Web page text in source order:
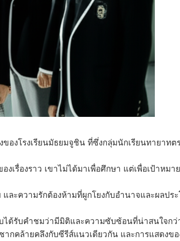
งโรงเรียนมัธยมจูชิน ที่ซึ่งกลุ่มนักเรียนทายาทต
เรื่องราว เขาไม่ได้มาเพื่อศึกษา แต่เพื่อเป้าหมา
ละความรักต้องห้ามที่ผูกโยงกับอำนาจและผลปร
ได้รับคำชมว่ามีมิติและความซับซ้อนที่น่าสนใจกว่
กคล้ายคลึงกับซีรีส์แนวเดียวกัน และการแสดงข